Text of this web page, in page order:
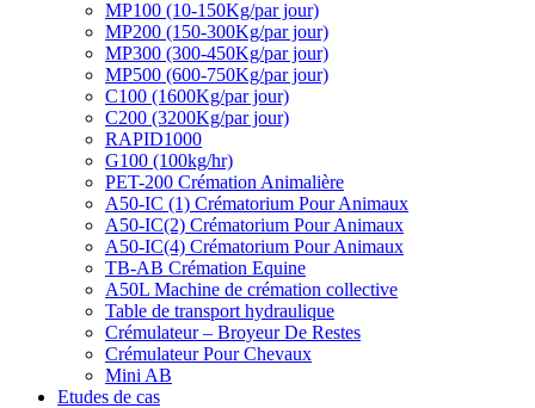
MP100 (10-150Kg/par jour)
MP200 (150-300Kg/par jour)
MP300 (300-450Kg/par jour)
MP500 (600-750Kg/par jour)
C100 (1600Kg/par jour)
C200 (3200Kg/par jour)
RAPID1000
G100 (100kg/hr)
PET-200 Crémation Animalière
A50-IC (1) Crématorium Pour Animaux
A50-IC(2) Crématorium Pour Animaux
A50-IC(4) Crématorium Pour Animaux
TB-AB Crémation Equine
A50L Machine de crémation collective
Table de transport hydraulique
Crémulateur – Broyeur De Restes
Crémulateur Pour Chevaux
Mini AB
Etudes de cas